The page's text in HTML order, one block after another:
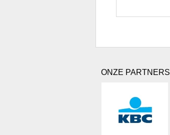
ONZE PARTNERS